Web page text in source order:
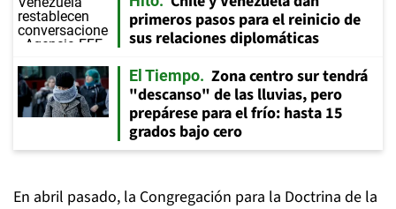
primeros pasos para el reinicio de
sus relaciones diplomáticas
El Tiempo
Zona centro sur tendrá
"descanso" de las lluvias, pero
prepárese para el frío: hasta 15
grados bajo cero
En abril pasado, la Congregación para la Doctrina de la